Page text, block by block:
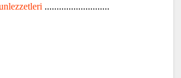
...........................